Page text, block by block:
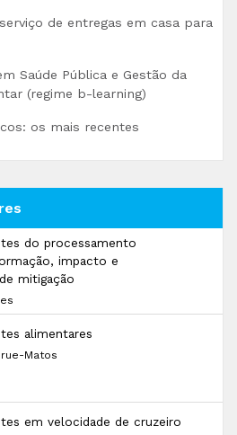
de entregas em casa para
Saúde Pública e Gestão da
(regime b-learning)
os mais recentes
do processamento
impacto e
mitigação
alimentares
Matos
em velocidade de cruzeiro